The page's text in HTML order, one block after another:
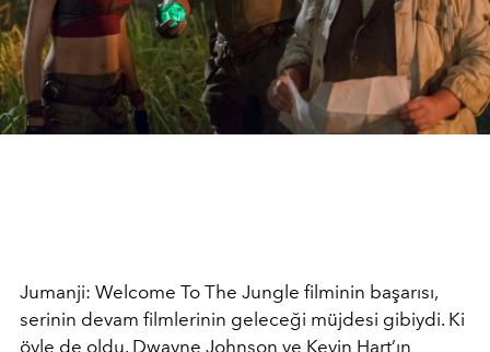
Jumanji: Welcome To The Jungle filminin başarısı,
serinin devam filmlerinin geleceği müjdesi gibiydi. Ki
öyle de oldu. Dwayne Johnson ve Kevin Hart’ın